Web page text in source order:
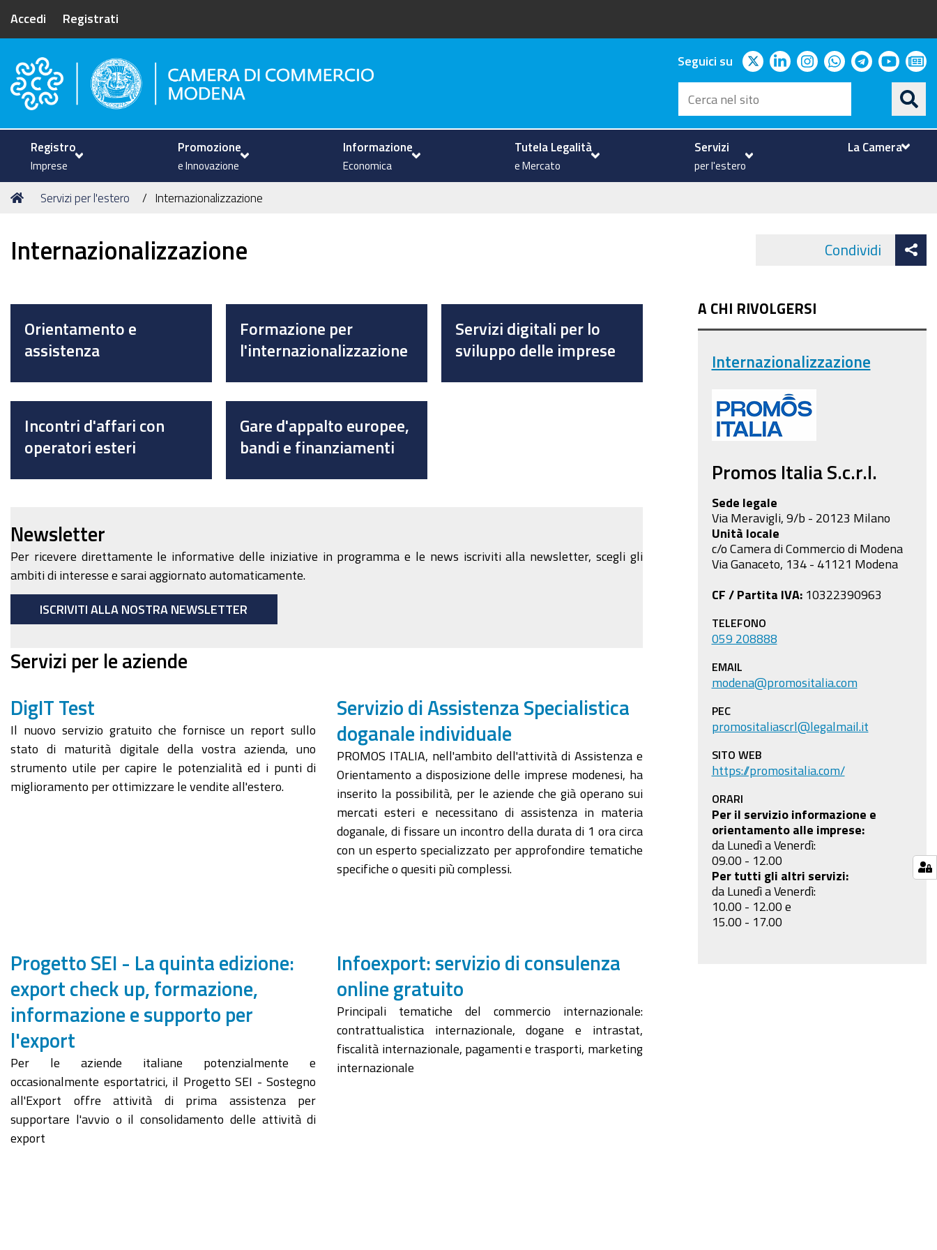
Accedi Registrati
Camera di Commercio di Modena
Seguici su twitterlinkedininstagram
whatsapp
telegram
Cerca
nel
sito
Registro
Imprese
Promozione
e Innovazione
Informazione
Economica
Tutela Legalità
e Mercato
Servizi
per l'estero
La Camera
Tu
Home
Servizi per l'estero Internazionalizzazione
Internazionalizzazione
Orientamento e
assistenza
Formazione per
l'internazionalizzazione
Servizi digitali per lo
sviluppo delle imprese
Incontri d'affari con
operatori esteri
Gare d'appalto europee,
bandi e finanziamenti
Newsletter
Per ricevere direttamente le informative delle iniziative in programma e le news iscriviti alla newsletter, scegli gli
ambiti di interesse e sarai aggiornato automaticamente.
ISCRIVITI ALLA NOSTRA NEWSLETTER
Servizi per le aziende
DigIT Test
Il nuovo servizio gratuito che fornisce un report sullo
stato di maturità digitale della vostra azienda, uno
strumento utile per capire le potenzialità ed i punti di
miglioramento per ottimizzare le vendite all'estero.
Servizio di Assistenza Specialistica
doganale individuale
PROMOS ITALIA, nell'ambito dell'attività di Assistenza e
Orientamento a disposizione delle imprese modenesi, ha
inserito la possibilità, per le aziende che già operano sui
mercati esteri e necessitano di assistenza in materia
doganale, di fissare un incontro della durata di 1 ora circa
con un esperto specializzato per approfondire tematiche
specifiche o quesiti più complessi.
Progetto SEI - La quinta edizione:
export check up, formazione,
informazione e supporto per
l'export
Per le aziende italiane potenzialmente e
occasionalmente esportatrici, il Progetto SEI - Sostegno
all'Export offre attività di prima assistenza per
supportare l'avvio o il consolidamento delle attività di
export
Infoexport: servizio di consulenza
online gratuito
Principali tematiche del commercio internazionale:
contrattualistica internazionale, dogane e intrastat,
fiscalità internazionale, pagamenti e trasporti, marketing
internazionale
Condividi
A CHI RIVOLGERSI
Internazionalizzazione
Promos Italia S.c.r.l.
Sede legale
Via Meravigli, 9/b - 20123 Milano
Unità locale
c/o Camera di Commercio di Modena
Via Ganaceto, 134 - 41121 Modena
CF / Partita IVA:10322390963
TELEFONO
059 208888
EMAIL
modena@promositalia.com
PEC
promositaliascrl@legalmail.it
SITO WEB
https://promositalia.com/
ORARI
Per il servizio informazione e
orientamento alle imprese:
da Lunedì a Venerdì:
09.00 - 12.00
Per tutti gli altri servizi:
da Lunedì a Venerdì:
10.00 - 12.00 e
15.00 - 17.00